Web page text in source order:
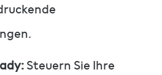
Steuern Sie Ihre